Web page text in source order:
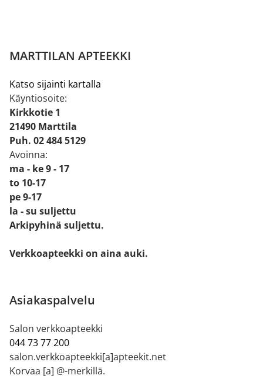
MARTTILAN APTEEKKI
Katso sijainti kartalla
Käyntiosoite:
Kirkkotie 1
21490 Marttila
Puh. 02 484 5129
Avoinna:
ma - ke 9 - 17
to 10-17
pe 9-17
la - su suljettu
Arkipyhinä suljettu.
Verkkoapteekki on aina auki.
Asiakaspalvelu
Salon verkkoapteekki
044 73 77 200
salon.verkkoapteekki[a]apteekit.net
Korvaa [a] @-merkillä.